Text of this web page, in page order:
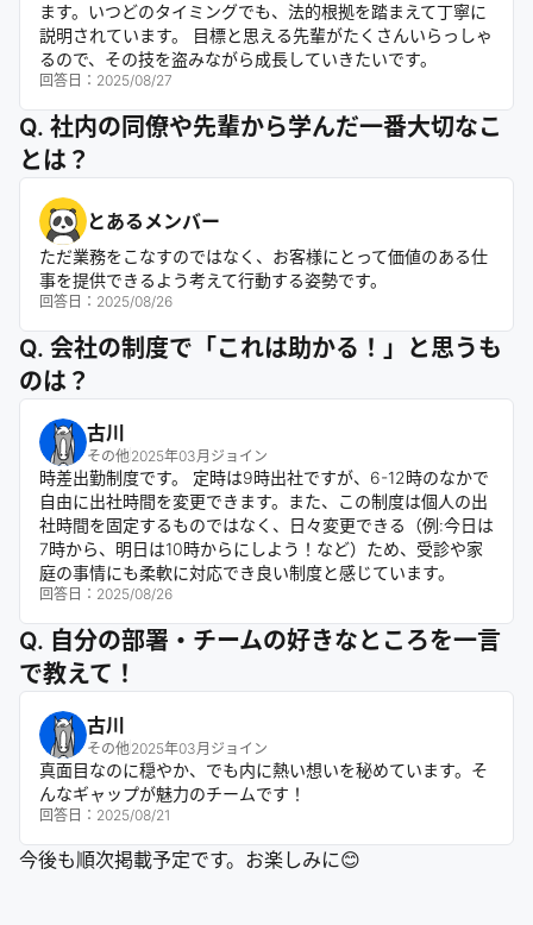
ます。いつどのタイミングでも、法的根拠を踏まえて丁寧に
説明されています。 目標と思える先輩がたくさんいらっしゃ
るので、その技を盗みながら成長していきたいです。
回答日： 2025/08/27
Q. 社内の同僚や先輩から学んだ一番大切なこ
とは？
とあるメンバー
ただ業務をこなすのではなく、お客様にとって価値のある仕
事を提供できるよう考えて行動する姿勢です。
回答日： 2025/08/26
Q. 会社の制度で「これは助かる！」と思うも
のは？
古川
その他2025年03月ジョイン
時差出勤制度です。 定時は9時出社ですが、6-12時のなかで
自由に出社時間を変更できます。また、この制度は個人の出
社時間を固定するものではなく、日々変更できる（例:今日は
7時から、明日は10時からにしよう！など）ため、受診や家
庭の事情にも柔軟に対応でき良い制度と感じています。
回答日： 2025/08/26
Q. 自分の部署・チームの好きなところを一言
で教えて！
古川
その他2025年03月ジョイン
真面目なのに穏やか、でも内に熱い想いを秘めています。そ
んなギャップが魅力のチームです！
回答日： 2025/08/21
今後も順次掲載予定です。お楽しみに😊